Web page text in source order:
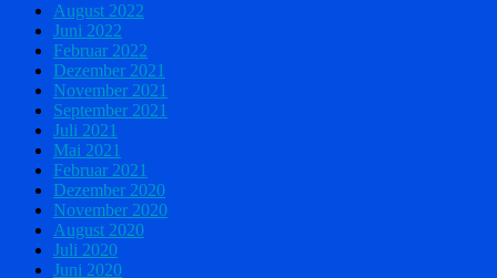
August 2022
Juni 2022
Februar 2022
Dezember 2021
November 2021
September 2021
Juli 2021
Mai 2021
Februar 2021
Dezember 2020
November 2020
August 2020
Juli 2020
Juni 2020